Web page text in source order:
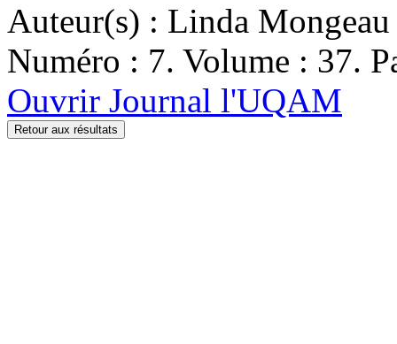
Auteur(s) : Linda Mongeau
Numéro : 7. Volume : 37.
Ouvrir Journal l'UQAM
Retour aux résultats